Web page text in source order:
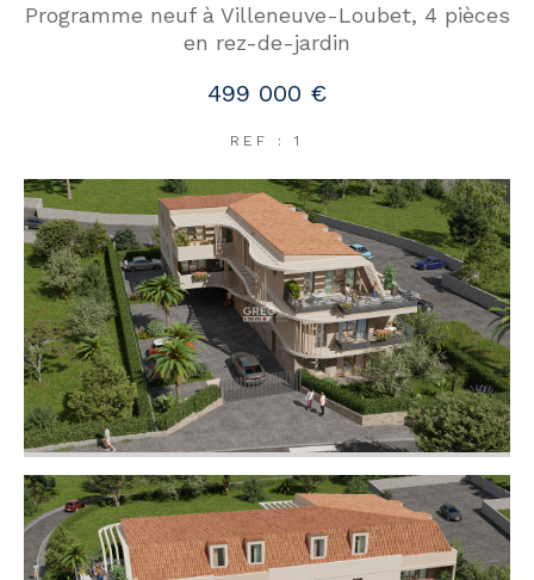
Programme neuf à Villeneuve-Loubet, 4 pièces
en rez-de-jardin
499 000 €
REF : 1